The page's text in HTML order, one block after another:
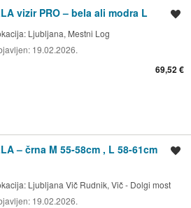
vizir PRO – bela ali modra L
Ljubljana, Mestni Log
19.02.2026.
69,52 €
– črna M 55-58cm , L 58-61cm
Ljubljana Vič Rudnik, Vič - Dolgi most
19.02.2026.